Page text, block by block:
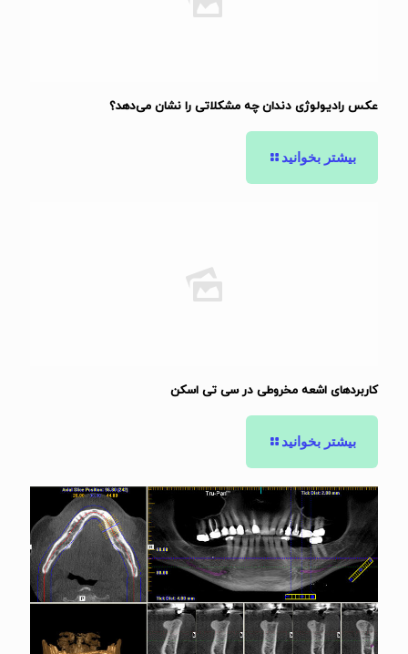
عکس رادیولوژی دندان چه مشکلاتی را نشان می‌دهد؟
بیشتر بخوانید
کاربردهای اشعه مخروطی در سی تی اسکن
بیشتر بخوانید